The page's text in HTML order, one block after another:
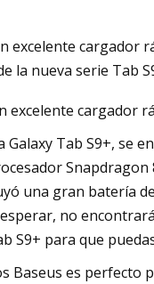
excelente cargador
la nueva serie Tab
excelente cargador
Tab S9+, se
una gran batería
no
S9+ para que
Baseus es